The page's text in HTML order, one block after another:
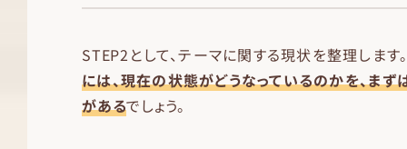
STEP2として、テーマに関する現状を整理します
には、現在の状態がどうなっているのかを、ま
があるでしょう。